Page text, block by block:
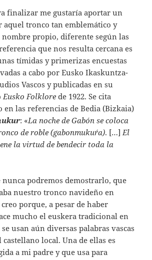
finalizar me gustaría aportar un
aquel tronco tan emblemático y
nombre propio, diferente según las
que nos resulta cercana es
tímidas y primerizas encuestas
a cabo por Eusko Ikaskuntza-
Vascos y publicadas en su
Eusko Folklore de 1922. Se cita
en las referencias de Bedia (Bizkaia)
: «La noche de Gabón se coloca
de roble (gabonmukuŕa). […] El
la virtud de bendecir toda la
podremos demostrarlo, que
nuestro tronco navideño en
porque, a pesar de haber
mucho el euskera tradicional en
usan aún diversas palabras vascas
local. Una de ellas es
a mi padre y que usa para